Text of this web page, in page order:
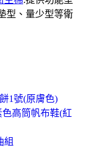
型、量少型等衛
1號(原膚色)
色高筒帆布鞋(紅
組